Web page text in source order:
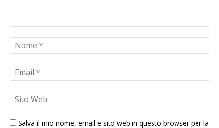
Salva il mio nome, email e sito web in questo browser per la